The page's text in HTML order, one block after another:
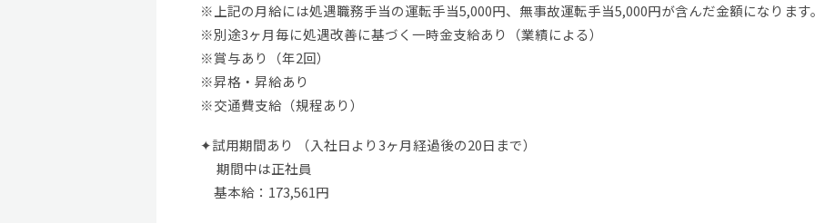
※上記の月給には処遇職務手当の運転手当5,000円、無事故運転手当5,000円が含んだ金額になります。
※別途3ヶ月毎に処遇改善に基づく一時金支給あり（業績による）
※賞与あり（年2回）
※昇格・昇給あり
※交通費支給（規程あり）
✦試用期間あり （入社日より3ヶ月経過後の20日まで）
期間中は正社員
基本給：173,561円